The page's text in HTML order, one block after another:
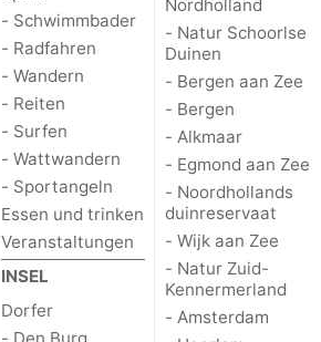
- Schwimmbader
- Radfahren
- Wandern
- Reiten
- Surfen
- Wattwandern
- Sportangeln
Essen und trinken
Veranstaltungen
INSEL
Dorfer
Nordholland
- Natur Schoorlse
Duinen
- Bergen aan Zee
- Bergen
- Alkmaar
- Egmond aan Zee
- Noordhollands
duinreservaat
- Wijk aan Zee
- Natur Zuid-
Kennermerland
- Amsterdam